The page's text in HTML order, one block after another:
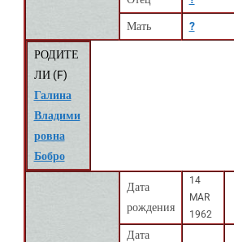
Мать ?
РОДИТЕ
ЛИ (F)
Галина
Владими
ровна
Бобро
Дата
рождения
14
MAR
1962
Дата